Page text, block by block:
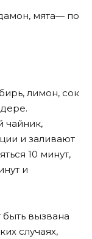
мята— по
лимон, сок
чайник,
и заливают
10 минут,
и
вызвана
случаях,